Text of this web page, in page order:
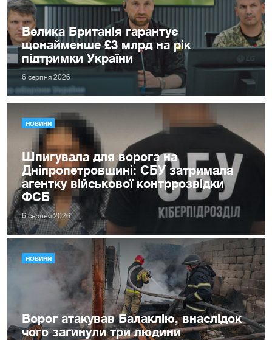
Велика Британія гарантує
щонайменше £3 млрд на рік
підтримки України
6 серпня 2026
НОВИНИ
Шпигувала для ворога на
Дніпропетровщині: СБУ затримала
агентку військової контррозвідки
ФСБ
6 серпня 2026
НОВИНИ
Ворог атакував Балаклію, внаслідок
чого загинули три людини